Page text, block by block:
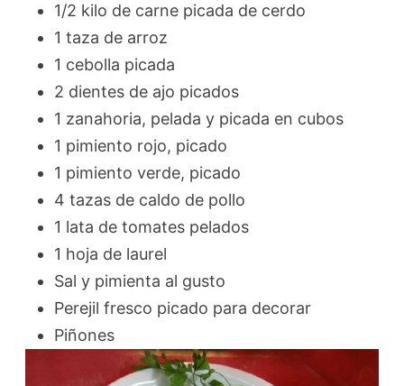
1/2 kilo de carne picada de cerdo
1 taza de arroz
1 cebolla picada
2 dientes de ajo picados
1 zanahoria, pelada y picada en cubos
1 pimiento rojo, picado
1 pimiento verde, picado
4 tazas de caldo de pollo
1 lata de tomates pelados
1 hoja de laurel
Sal y pimienta al gusto
Perejil fresco picado para decorar
Piñones